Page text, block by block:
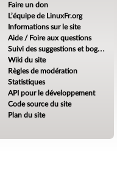
Faire un don
L’équipe de LinuxFr.org
Informations sur le site
Aide / Foire aux questions
Suivi des suggestions et bogues
Wiki du site
Règles de modération
Statistiques
API pour le développement
Code source du site
Plan du site